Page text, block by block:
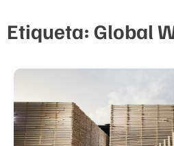
Etiqueta: Global